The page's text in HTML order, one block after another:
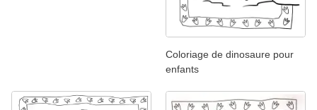
Coloriage de dinosaure pour
enfants